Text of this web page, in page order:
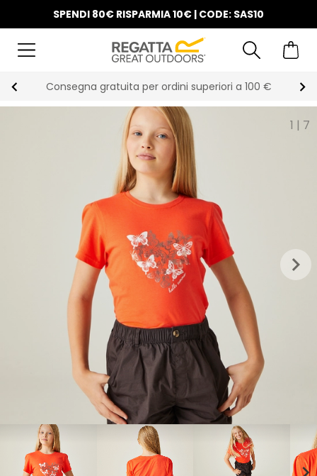
SPENDI 80€ RISPARMIA 10€ | CODE: SAS10
Consegna gratuita per ordini superiori a 100 €
1 | 7
keyboard_arrow_right